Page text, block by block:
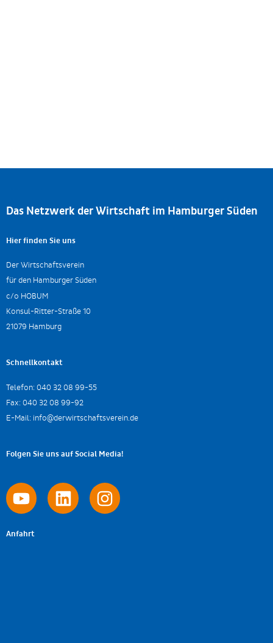
Das Netzwerk der Wirtschaft im Hamburger Süden
Hier finden Sie uns
Der Wirtschaftsverein
für den Hamburger Süden
c/o HOBUM
Konsul-Ritter-Straße 10
21079 Hamburg
Schnellkontakt
Telefon: 040 32 08 99-55
Fax: 040 32 08 99-92
E-Mail: info@derwirtschaftsverein.de
Folgen Sie uns auf Social Media!
Anfahrt